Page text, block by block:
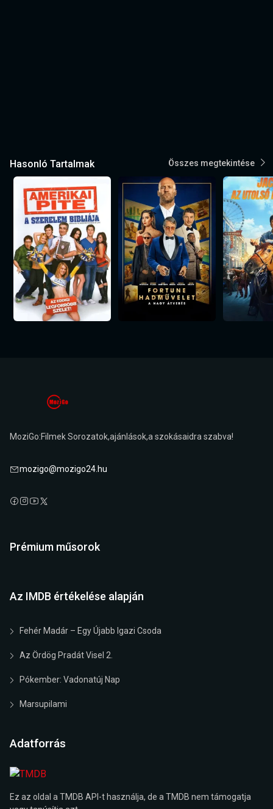
Hasonló Tartalmak Összes megtekintése
MoziGo:Filmek Sorozatok,ajánlások,a szokásaidra szabva!
mozigo@mozigo24.hu
Prémium műsorok
Az IMDB értékelése alapján
Fehér Madár – Egy Újabb Igazi Csoda
Az Ördög Pradát Visel 2.
Pókember: Vadonatúj Nap
Marsupilami
Adatforrás
Ez az oldal a TMDB API-t használja, de a TMDB nem támogatja